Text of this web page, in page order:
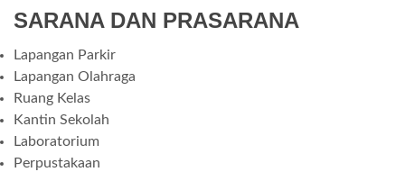
SARANA DAN PRASARANA
Lapangan Parkir
Lapangan Olahraga
Ruang Kelas
Kantin Sekolah
Laboratorium
Perpustakaan